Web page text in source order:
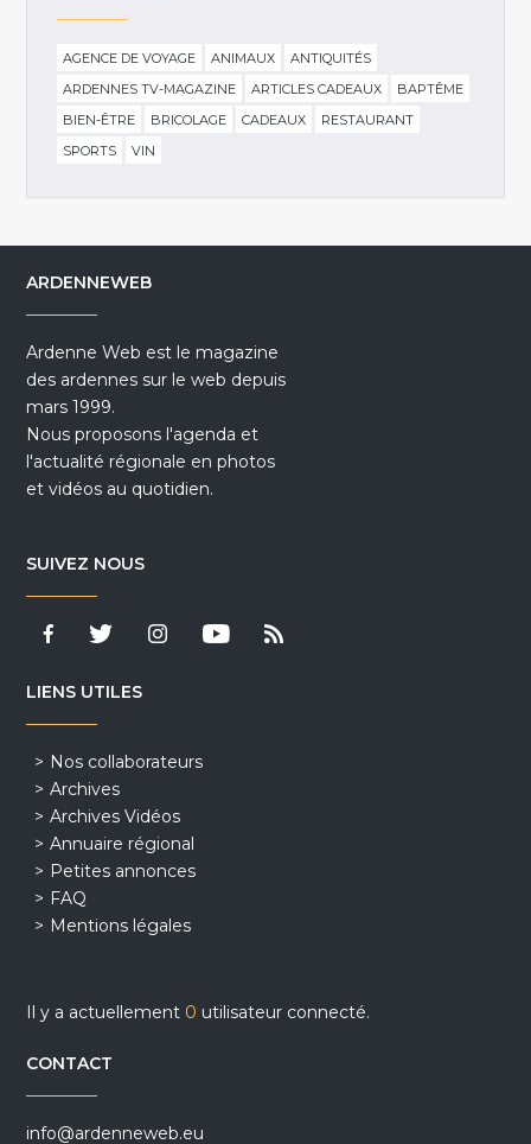
AGENCE DE VOYAGE ANIMAUX
ANTIQUITÉS
ARDENNES TV-MAGAZINE
ARTICLES CADEAUX
BAPTÊME
BIEN-ÊTRE
BRICOLAGE CADEAUX
RESTAURANT
SPORTS
VIN
ARDENNEWEB
Ardenne Web est le magazine
des ardennes sur le web depuis
mars 1999.
Nous proposons l'agenda et
l'actualité régionale en photos
et vidéos au quotidien.
SUIVEZ NOUS
LIENS UTILES
Nos collaborateurs
Archives
Archives Vidéos
Annuaire régional
Petites annonces
FAQ
Mentions légales
Il y a actuellement 0 utilisateur connecté.
CONTACT
info@ardenneweb.eu